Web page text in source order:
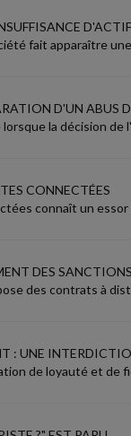
fait apparaître
D'UN ABUS
la décision
CONNECTÉES
connaît un
DES
des contrats à
: UNE
de loyauté et